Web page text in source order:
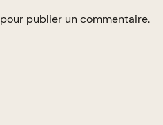
pour publier un commentaire.